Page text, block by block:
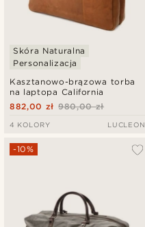
Kasztanowo-brązowa torba
na laptopa California
Skóra Naturalna
Personalizacja
980,00 zł
882,00 zł
4 KOLORY LUCLEON
-10%